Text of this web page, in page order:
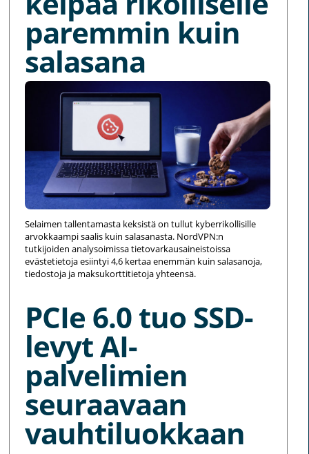
paremmin kuin
salasana
Selaimen tallentamasta keksistä on tullut kyberrikollisille
arvokkaampi saalis kuin salasanasta. NordVPN:n
tutkijoiden analysoimissa tietovarkausaineistoissa
evästetietoja esiintyi 4,6 kertaa enemmän kuin salasanoja,
tiedostoja ja maksukorttitietoja yhteensä.
PCIe 6.0 tuo SSD-
levyt AI-
palvelimien
seuraavaan
vauhtiluokkaan